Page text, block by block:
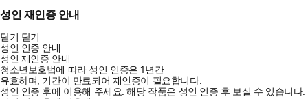
성인 재인증 안내
닫기 닫기
성인 인증 안내
성인 재인증 안내
청소년보호법에 따라 성인 인증은 1년간
유효하며, 기간이 만료되어 재인증이 필요합니다.
성인 인증 후에 이용해 주세요.해당 작품은 성인 인증 후 보실 수 있습니다.